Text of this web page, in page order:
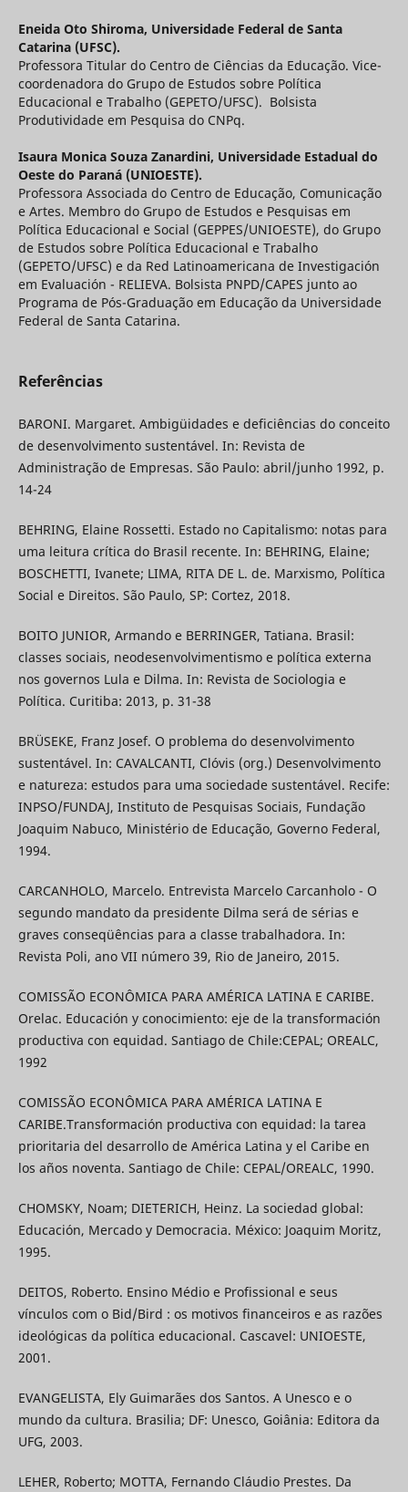
Eneida Oto Shiroma, Universidade Federal de Santa
Catarina (UFSC).
Professora Titular do Centro de Ciências da Educação. Vice-
coordenadora do Grupo de Estudos sobre Política
Educacional e Trabalho (GEPETO/UFSC). Bolsista
Produtividade em Pesquisa do CNPq.
Isaura Monica Souza Zanardini, Universidade Estadual do
Oeste do Paraná (UNIOESTE).
Professora Associada do Centro de Educação, Comunicação
e Artes. Membro do Grupo de Estudos e Pesquisas em
Política Educacional e Social (GEPPES/UNIOESTE), do Grupo
de Estudos sobre Política Educacional e Trabalho
(GEPETO/UFSC) e da Red Latinoamericana de Investigación
em Evaluación - RELIEVA. Bolsista PNPD/CAPES junto ao
Programa de Pós-Graduação em Educação da Universidade
Federal de Santa Catarina.
Referências
BARONI. Margaret. Ambigüidades e deficiências do conceito
de desenvolvimento sustentável. In: Revista de
Administração de Empresas. São Paulo: abril/junho 1992, p.
14-24
BEHRING, Elaine Rossetti. Estado no Capitalismo: notas para
uma leitura crítica do Brasil recente. In: BEHRING, Elaine;
BOSCHETTI, Ivanete; LIMA, RITA DE L. de. Marxismo, Política
Social e Direitos. São Paulo, SP: Cortez, 2018.
BOITO JUNIOR, Armando e BERRINGER, Tatiana. Brasil:
classes sociais, neodesenvolvimentismo e política externa
nos governos Lula e Dilma. In: Revista de Sociologia e
Política. Curitiba: 2013, p. 31-38
BRÜSEKE, Franz Josef. O problema do desenvolvimento
sustentável. In: CAVALCANTI, Clóvis (org.) Desenvolvimento
e natureza: estudos para uma sociedade sustentável. Recife:
INPSO/FUNDAJ, Instituto de Pesquisas Sociais, Fundação
Joaquim Nabuco, Ministério de Educação, Governo Federal,
1994.
CARCANHOLO, Marcelo. Entrevista Marcelo Carcanholo - O
segundo mandato da presidente Dilma será de sérias e
graves conseqüências para a classe trabalhadora. In:
Revista Poli, ano VII número 39, Rio de Janeiro, 2015.
COMISSÃO ECONÔMICA PARA AMÉRICA LATINA E CARIBE.
Orelac. Educación y conocimiento: eje de la transformación
productiva con equidad. Santiago de Chile:CEPAL; OREALC,
1992
COMISSÃO ECONÔMICA PARA AMÉRICA LATINA E
CARIBE.Transformación productiva con equidad: la tarea
prioritaria del desarrollo de América Latina y el Caribe en
los años noventa. Santiago de Chile: CEPAL/OREALC, 1990.
CHOMSKY, Noam; DIETERICH, Heinz. La sociedad global:
Educación, Mercado y Democracia. México: Joaquim Moritz,
1995.
DEITOS, Roberto. Ensino Médio e Profissional e seus
vínculos com o Bid/Bird : os motivos financeiros e as razões
ideológicas da política educacional. Cascavel: UNIOESTE,
2001.
EVANGELISTA, Ely Guimarães dos Santos. A Unesco e o
mundo da cultura. Brasilia; DF: Unesco, Goiânia: Editora da
UFG, 2003.
LEHER, Roberto; MOTTA, Fernando Cláudio Prestes. Da